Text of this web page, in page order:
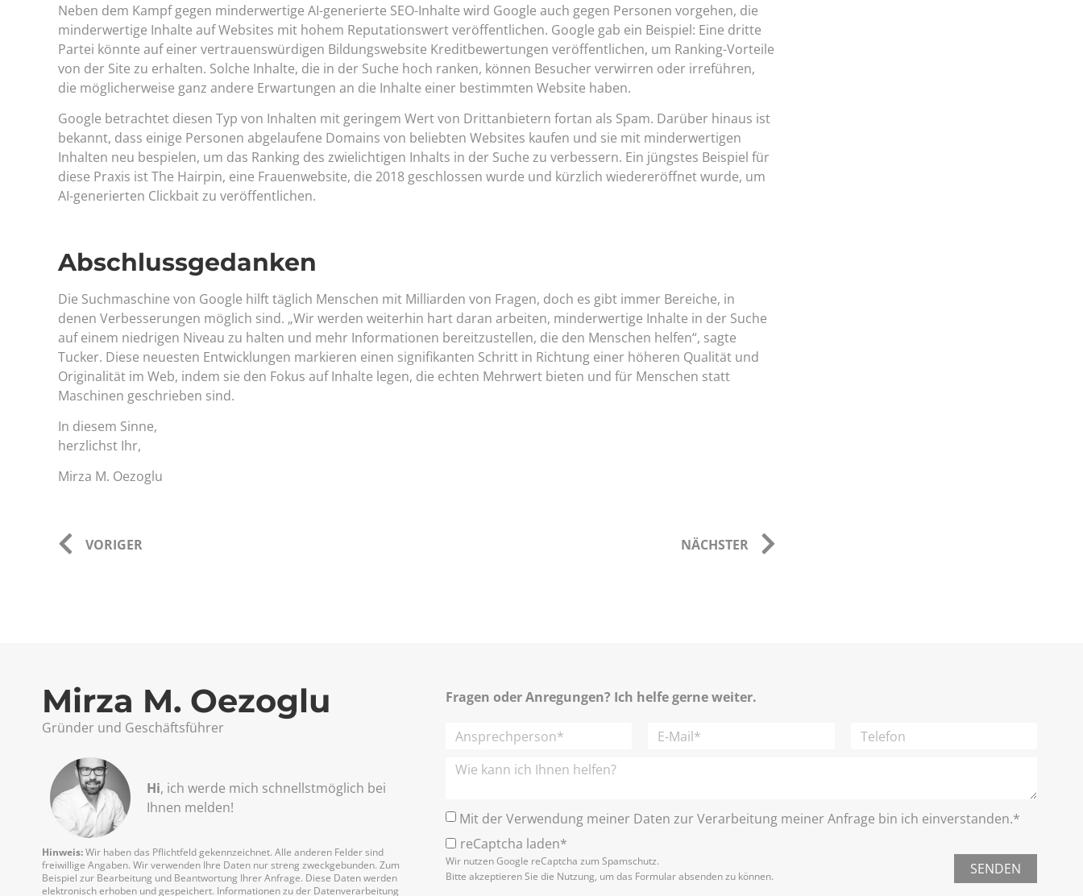
Neben dem Kampf gegen minderwertige AI-generierte SEO-Inhalte wird Google auch gegen Personen vorgehen, die
minderwertige Inhalte auf Websites mit hohem Reputationswert veröffentlichen. Google gab ein Beispiel: Eine dritte
Partei könnte auf einer vertrauenswürdigen Bildungswebsite Kreditbewertungen veröffentlichen, um Ranking-Vorteile
von der Site zu erhalten. Solche Inhalte, die in der Suche hoch ranken, können Besucher verwirren oder irreführen,
die möglicherweise ganz andere Erwartungen an die Inhalte einer bestimmten Website haben.
Google betrachtet diesen Typ von Inhalten mit geringem Wert von Drittanbietern fortan als Spam. Darüber hinaus ist
bekannt, dass einige Personen abgelaufene Domains von beliebten Websites kaufen und sie mit minderwertigen
Inhalten neu bespielen, um das Ranking des zwielichtigen Inhalts in der Suche zu verbessern. Ein jüngstes Beispiel für
diese Praxis ist The Hairpin, eine Frauenwebsite, die 2018 geschlossen wurde und kürzlich wiedereröffnet wurde, um
AI-generierten Clickbait zu veröffentlichen.
Abschlussgedanken
Die Suchmaschine von Google hilft täglich Menschen mit Milliarden von Fragen, doch es gibt immer Bereiche, in
denen Verbesserungen möglich sind. „Wir werden weiterhin hart daran arbeiten, minderwertige Inhalte in der Suche
auf einem niedrigen Niveau zu halten und mehr Informationen bereitzustellen, die den Menschen helfen“, sagte
Tucker. Diese neuesten Entwicklungen markieren einen signifikanten Schritt in Richtung einer höheren Qualität und
Originalität im Web, indem sie den Fokus auf Inhalte legen, die echten Mehrwert bieten und für Menschen statt
Maschinen geschrieben sind.
In diesem Sinne,
herzlichst Ihr,
Mirza M. Oezoglu
VORIGER NÄCHSTER
Mirza M. Oezoglu
Gründer und Geschäftsführer
Hi, ich werde mich schnellst­möglich bei
Ihnen melden!
Hinweis:Wir haben das Pflichtfeld gekennzeichnet. Alle anderen Felder sind
freiwillige Angaben. Wir verwenden Ihre Daten nur streng zweckgebunden. Zum
Beispiel zur Bearbeitung und Beantwortung Ihrer Anfrage. Diese Daten werden
elektronisch erhoben und gespeichert. Informationen zu der Datenverarbeitung
Fragen oder Anregungen? Ich helfe gerne weiter.
Mit der Verwendung meiner Daten zur Verarbeitung meiner Anfrage bin ich einverstanden.*
reCaptcha laden*
Wir nutzen Google reCaptcha zum Spamschutz.
Bitte akzeptieren Sie die Nutzung, um das Formular absenden zu können.
SENDEN